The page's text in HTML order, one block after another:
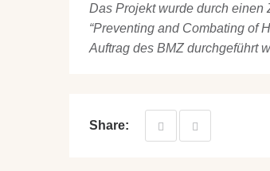
Das Projekt wurde durch
“Preventing and Combating of
Auftrag des BMZ durchgeführt
Share: